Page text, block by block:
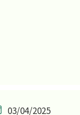
03/04/2025